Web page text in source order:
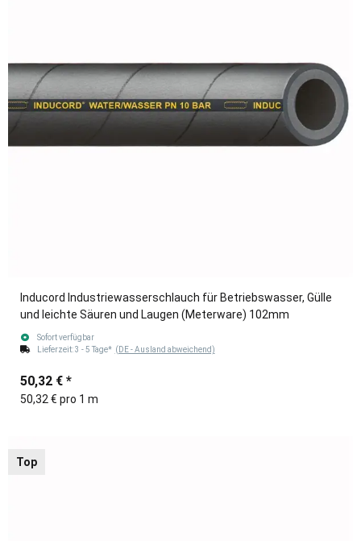
Inducord Industriewasserschlauch für Betriebswasser, Gülle
und leichte Säuren und Laugen (Meterware) 102mm
Sofort verfügbar
Lieferzeit:3 - 5 Tage* (DE - Ausland abweichend)
50,32 € *
50,32 € pro 1 m
Top